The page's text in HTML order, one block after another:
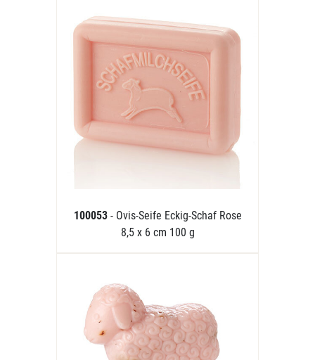
100053 - Ovis-Seife Eckig-Schaf Rose
8,5 x 6 cm 100 g